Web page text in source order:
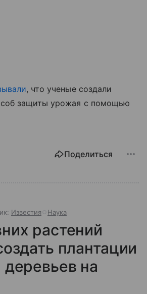
, что ученые создали
защиты урожая с помощью
Поделиться
Известия Наука
растений
плантации
на